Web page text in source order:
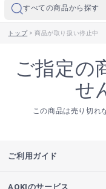
すべての商品から探す
トップ> 商品が取り扱い停止中
ご指定の
せ
この商品は売り切れ
ご利用ガイド
AOKIのサービス